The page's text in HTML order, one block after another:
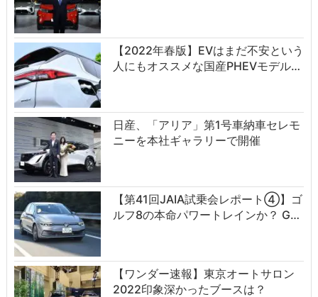
【2022年春版】EVはまだ不安という
人にもオススメな国産PHEVモデル…
日産、「アリア」第1号車納車セレモ
ニーを本社ギャラリーで開催
【第41回JAIA試乗会レポート④】ゴ
ルフ8の本命パワートレインか？ G…
【ワンダー速報】東京オートサロン
2022印象深かったブースは？